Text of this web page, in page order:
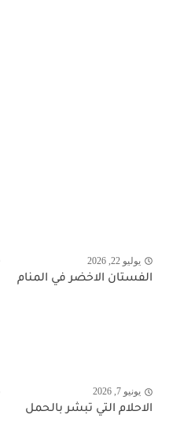
يوليو 22, 2026
الفستان الاخضر في المنام
يونيو 7, 2026
الاحلام التي تبشر بالحمل